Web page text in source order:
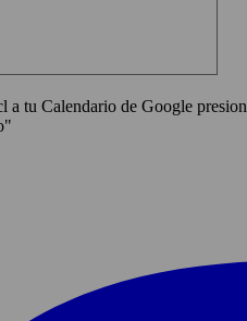
a tu Calendario de Google